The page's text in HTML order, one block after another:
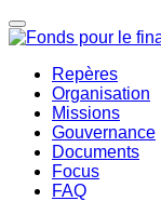
Repères
Organisation
Missions
Gouvernance
Documents
Focus
FAQ